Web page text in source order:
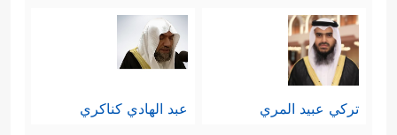
تركي عبيد المري عبد الهادي كناكري